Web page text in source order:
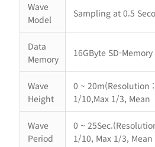
Wave
Model
Sampling at 0.5
Data
Memory
16GByte SD-
Wave
Height
0 ~ 20m(Resolution
1/10,Max 1/3, Mean
Wave
Period
0 ~
1/10, Max 1/3, Mean